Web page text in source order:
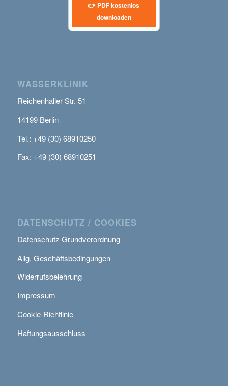
👉 PDF kostenlos
downloaden
WASSERKLINIK
Reichenhaller Str. 51
14199 Berlin
Tel.: +49 (30) 68910250
Fax: +49 (30) 68910251
DATENSCHUTZ / COOKIES
Datenschutz Grundverordnung
Allg. Geschäftsbedingungen
Widerrufsbelehrung
Impressum
Cookie-Richtlinie
Haftungsausschluss